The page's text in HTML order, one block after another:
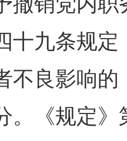
十九条规
不良影响
。《规定